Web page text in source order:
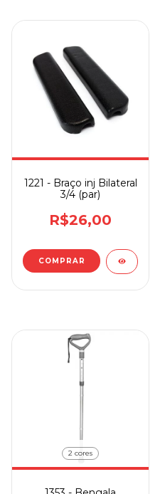
1221 - Braço inj Bilateral
3/4 (par)
R$26,00
2 cores